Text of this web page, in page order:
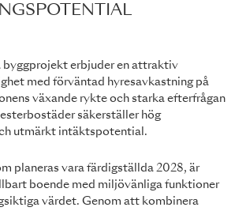
byggprojekt erbjuder en attraktiv
med förväntad hyresavkastning på
växande rykte och starka efterfrågan
säkerställer hög
utmärkt intäktspotential.
planeras vara färdigställda 2028, är
boende med miljövänliga funktioner
värdet. Genom att kombinera